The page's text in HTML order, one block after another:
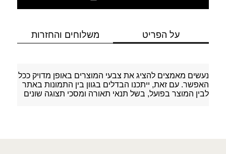
על הפריט משלוחים והחזרות
נעשים מאמצים להציג את צבעי המוצרים באופן מדויק ככל
האפשר. עם זאת, ייתכנו הבדלים בגוון בין התמונות באתר
לבין המוצר בפועל, בשל תנאי תאורה ומסכי תצוגה שונים